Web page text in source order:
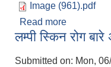
Image (961).pdf
Read more
आह्वान
लम्पी स्किन रोग
Submitted on: Mon,